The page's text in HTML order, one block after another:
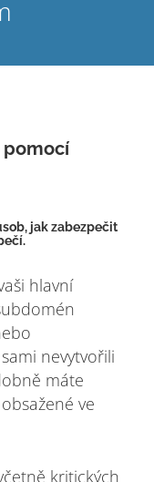
pomocí
jak zabezpečit
hlavní
nevytvořili
máte
ve
kritických